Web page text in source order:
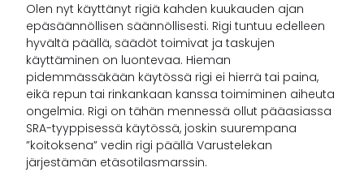
Olen nyt käyttänyt rigiä kahden kuukauden ajan
epäsäännöllisen säännöllisesti. Rigi tuntuu edelleen
hyvältä päällä, säädöt toimivat ja taskujen
käyttäminen on luontevaa. Hieman
pidemmässäkään käytössä rigi ei hierrä tai paina,
eikä repun tai rinkankaan kanssa toimiminen aiheuta
ongelmia. Rigi on tähän mennessä ollut pääasiassa
SRA-tyyppisessä käytössä, joskin suurempana
”koitoksena” vedin rigi päällä Varustelekan
järjestämän etäsotilasmarssin.